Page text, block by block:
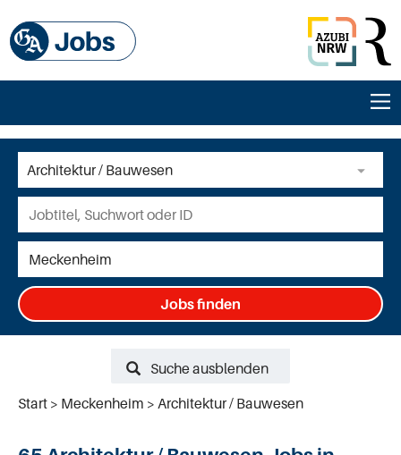
Jobs finden
Suche ausblenden
Start
Meckenheim Architektur / Bauwesen